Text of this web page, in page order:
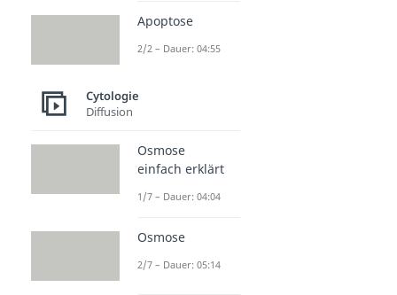
Apoptose
2/2 – Dauer: 04:55
Cytologie
Diffusion
Osmose
einfach erklärt
1/7 – Dauer: 04:04
Osmose
2/7 – Dauer: 05:14